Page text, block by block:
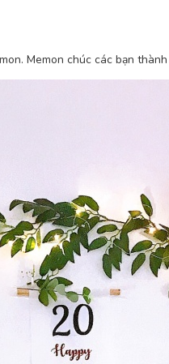
Memon chúc các bạn